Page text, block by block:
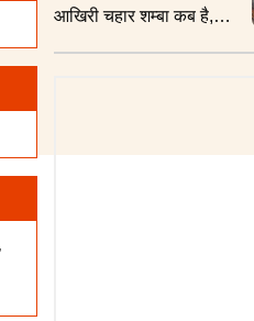
आखिरी चहार शम्बा कब है,